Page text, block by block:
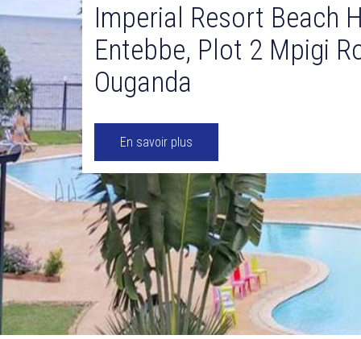
Imperial Resort Beach
Entebbe, Plot 2 Mpigi
Ouganda
En savoir plus